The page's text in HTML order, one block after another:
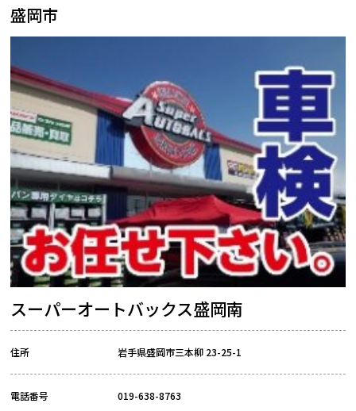
盛岡市
スーパーオートバックス盛岡南
住所 岩手県盛岡市三本柳 23-25-1
電話番号 019-638-8763